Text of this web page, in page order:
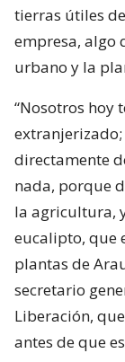
tierras útiles
empresa,
urbano y la
“Nosotros hoy
extranjerizado;
directamente
nada, porque
la agricultura,
eucalipto, que
plantas de
secretario
Liberación,
antes de que